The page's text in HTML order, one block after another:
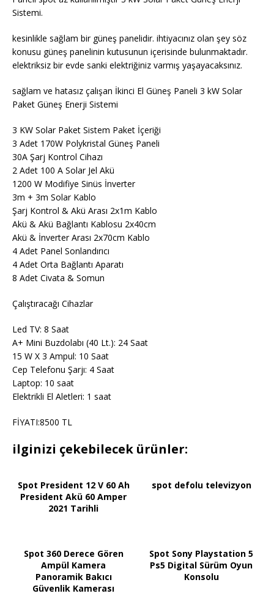
Sistemi.
kesinlikle sağlam bir güneş panelidir. ihtiyacınız olan şey söz
konusu güneş panelinin kutusunun içerisinde bulunmaktadır.
elektriksiz bir evde sanki elektriğiniz varmış yaşayacaksınız.
sağlam ve hatasız çalışan İkinci El Güneş Paneli 3 kW Solar
Paket Güneş Enerji Sistemi
3 KW Solar Paket Sistem Paket İçeriği
3 Adet 170W Polykristal Güneş Paneli
30A Şarj Kontrol Cihazı
2 Adet 100 A Solar Jel Akü
1200 W Modifiye Sinüs İnverter
3m + 3m Solar Kablo
Şarj Kontrol & Akü Arası 2x1m Kablo
Akü & Akü Bağlantı Kablosu 2x40cm
Akü & İnverter Arası 2x70cm Kablo
4 Adet Panel Sonlandırıcı
4 Adet Orta Bağlantı Aparatı
8 Adet Civata & Somun
Çalıştıracağı Cihazlar
Led TV: 8 Saat
A+ Mini Buzdolabı (40 Lt.): 24 Saat
15 W X 3 Ampul: 10 Saat
Cep Telefonu Şarjı: 4 Saat
Laptop: 10 saat
Elektrikli El Aletleri: 1 saat
FİYATI:8500 TL
ilginizi çekebilecek ürünler:
Spot President 12 V 60 Ah
President Akü 60 Amper
2021 Tarihli
spot defolu televizyon
Spot 360 Derece Gören
Ampül Kamera
Panoramik Bakıcı
Güvenlik Kamerası
Spot Sony Playstation 5
Ps5 Digital Sürüm Oyun
Konsolu